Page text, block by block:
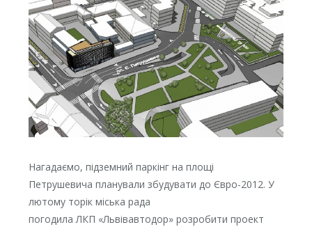
Нагадаємо, підземний паркінг на площі
Петрушевича планували збудувати до Євро-2012. У
лютому торік міська рада
погодила ЛКП «Львівавтодор» розробити проект